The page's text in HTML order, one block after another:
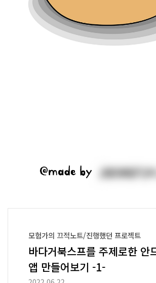
모험가의 끄적노트/진행했던 프로젝트
바다거북스프를 주제로한 안
앱 만들어보기 -1-